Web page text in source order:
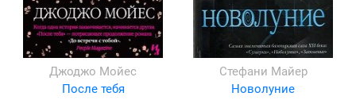
Джоджо Мойес
После тебя
Стефани Майер
Новолуние